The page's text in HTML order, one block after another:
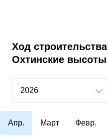
Ход строительства
Охтинские высоты
2026
Апр. Март Февр.